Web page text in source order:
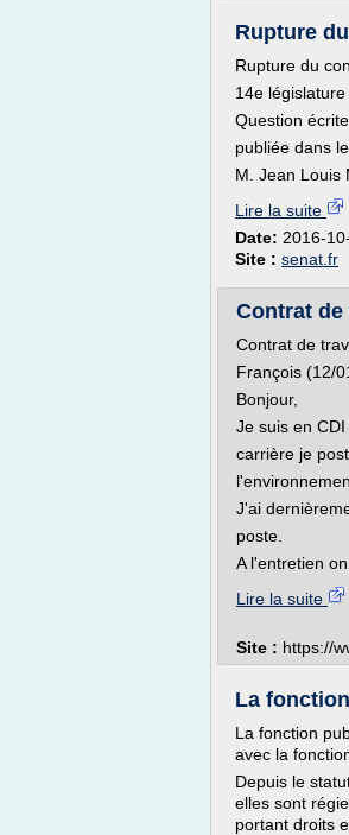
Rupture
Rupture du
14e législature
Question
publiée dans
M. Jean Louis
Lire la suite
Date: 2016-
Site : senat.fr
Contrat
Contrat de
François (12/
Bonjour,
Je suis en
carrière je
J'ai
poste.
A l'entretien
Lire la suite
Site : https://
La
La fonction
avec la
Depuis le
elles sont
portant droits